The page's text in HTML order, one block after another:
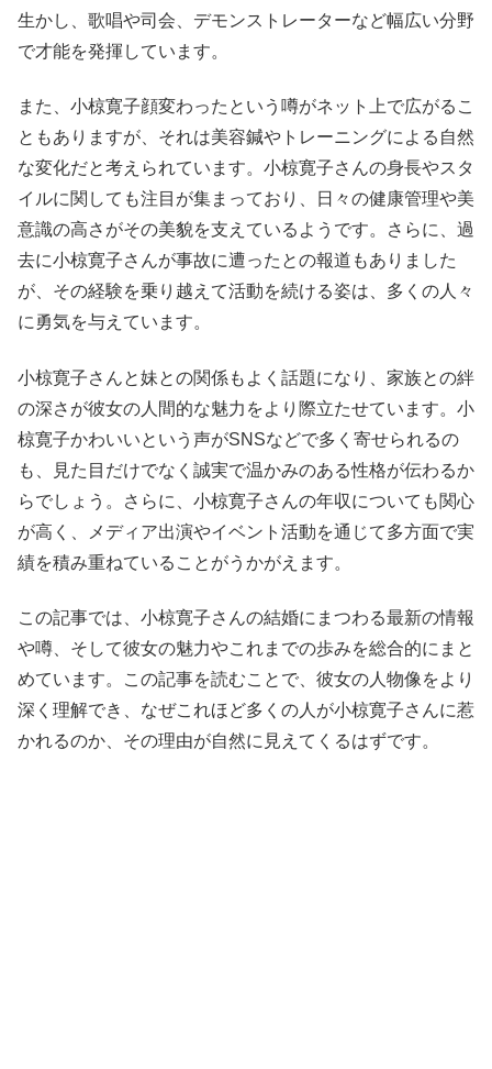
生かし、歌唱や司会、デモンストレーターなど幅広い分野
で才能を発揮しています。
また、小椋寛子顔変わったという噂がネット上で広がるこ
ともありますが、それは美容鍼やトレーニングによる自然
な変化だと考えられています。小椋寛子さんの身長やスタ
イルに関しても注目が集まっており、日々の健康管理や美
意識の高さがその美貌を支えているようです。さらに、過
去に小椋寛子さんが事故に遭ったとの報道もありました
が、その経験を乗り越えて活動を続ける姿は、多くの人々
に勇気を与えています。
小椋寛子さんと妹との関係もよく話題になり、家族との絆
の深さが彼女の人間的な魅力をより際立たせています。小
椋寛子かわいいという声がSNSなどで多く寄せられるの
も、見た目だけでなく誠実で温かみのある性格が伝わるか
らでしょう。さらに、小椋寛子さんの年収についても関心
が高く、メディア出演やイベント活動を通じて多方面で実
績を積み重ねていることがうかがえます。
この記事では、小椋寛子さんの結婚にまつわる最新の情報
や噂、そして彼女の魅力やこれまでの歩みを総合的にまと
めています。この記事を読むことで、彼女の人物像をより
深く理解でき、なぜこれほど多くの人が小椋寛子さんに惹
かれるのか、その理由が自然に見えてくるはずです。